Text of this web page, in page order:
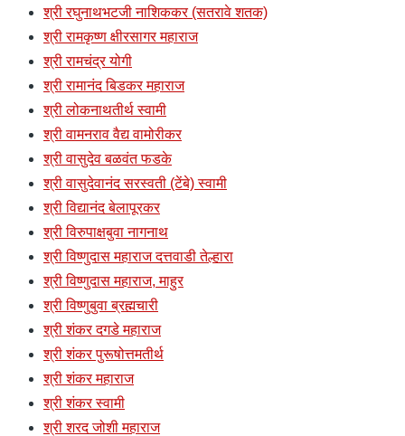
श्री रघुनाथभटजी नाशिककर (सतरावे शतक)
श्री रामकृष्ण क्षीरसागर महाराज
श्री रामचंद्र योगी
श्री रामानंद बिडकर महाराज
श्री लोकनाथतीर्थ स्वामी
श्री वामनराव वैद्य वामोरीकर
श्री वासुदेव बळवंत फडके
श्री वासुदेवानंद सरस्वती (टेंबे) स्वामी
श्री विद्यानंद बेलापूरकर
श्री विरुपाक्षबुवा नागनाथ
श्री विष्णुदास महाराज दत्तवाडी तेल्हारा
श्री विष्णुदास महाराज, माहुर
श्री विष्णुबुवा ब्रह्मचारी
श्री शंकर दगडे महाराज
श्री शंकर पुरूषोत्तमतीर्थ
श्री शंकर महाराज
श्री शंकर स्वामी
श्री शरद जोशी महाराज